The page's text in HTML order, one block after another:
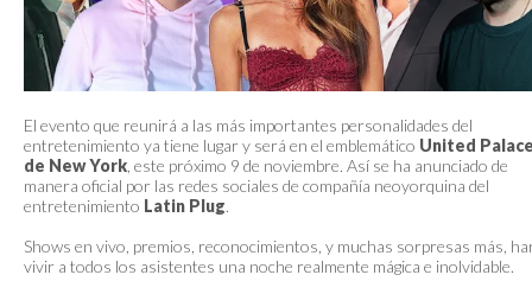
El evento que reunirá a las más importantes personalidades del
entretenimiento ya tiene lugar y será en el emblemático United
de New York , este próximo 9 de noviembre. Así se ha anunciado de
manera oficial por las redes sociales de compañía neoyorquina del
entretenimiento Latin Plug.
Shows en vivo, premios, reconocimientos, y muchas sorpresas más,
vivir a todos los asistentes una noche realmente mágica e inolvidable.